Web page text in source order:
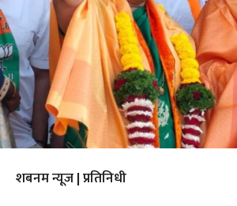
शबनम न्यूज | प्रतिनिधी